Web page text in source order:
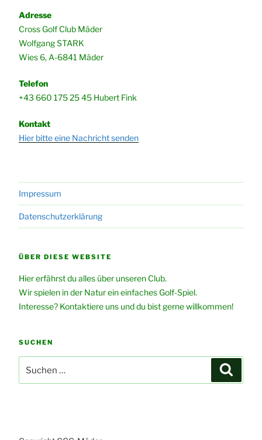
Adresse
Cross Golf Club Mäder
Wolfgang STARK
Wies 6, A-6841 Mäder
Telefon
+43 660 175 25 45 Hubert Fink
Kontakt
Hier bitte eine Nachricht senden
Impressum
Datenschutzerklärung
ÜBER DIESE WEBSITE
Hier erfährst du alles über unseren Club.
Wir spielen in der Natur ein einfaches Golf-Spiel.
Interesse? Kontaktiere uns und du bist gerne willkommen!
SUCHEN
nach: